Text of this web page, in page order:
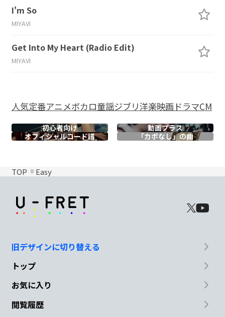
I'm So
MIYAVI
Get Into My Heart (Radio Edit)
MIYAVI
人気定番アニメボカロ童謡ジブリ洋楽映画ドラマCM
初心者向け
動画プラス
オフィシャルコード譜 「カポなし」の曲
TOP Easy
旧デザインに切り替える
トップ
お気に入り
閲覧履歴